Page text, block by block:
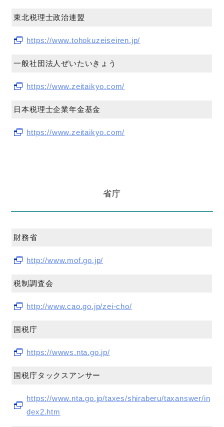
東北税理士政治連盟
https://www.tohokuzeiseiren.jp/
一般社団法人ぜいたいきょう
https://www.zeitaikyo.com/
日本税理士企業年金基金
https://www.zeitaikyo.com/
省庁
財務省
http://www.mof.go.jp/
税制調査会
http://www.cao.go.jp/zei-cho/
国税庁
https://wwws.nta.go.jp/
国税庁タックスアンサー
https://www.nta.go.jp/taxes/shiraberu/taxanswer/in
dex2.htm